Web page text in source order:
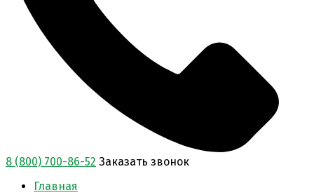
8 (800) 700-86-52 Заказать звонок
Главная